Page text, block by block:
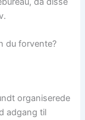
du forvente?
organiserede
adgang til